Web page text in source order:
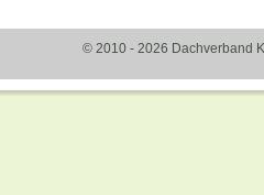
© 2010 - 2026 Dachverband